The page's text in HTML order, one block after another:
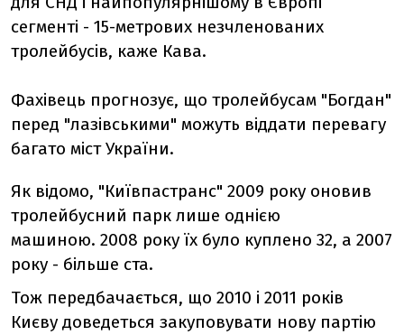
сегменті - 15-метрових незчленованих
тролейбусів, каже Кава.
Фахівець прогнозує, що тролейбусам "Богдан"
перед "лазівськими" можуть віддати перевагу
багато міст України.
Як відомо, "Київпастранс" 2009 року оновив
тролейбусний парк лише однією
машиною. 2008 року їх було куплено 32, а 2007
року - більше ста.
Тож передбачається, що 2010 і 2011 років
Києву доведеться закуповувати нову партію